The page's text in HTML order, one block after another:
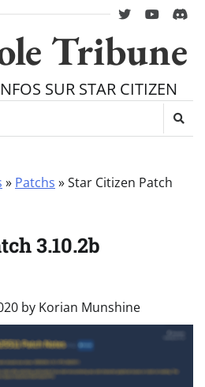
twitteryoutube
Tribune
SUR STAR CITIZEN
» Patchs »Star Citizen Patch
3.10.2b
by Korian Munshine